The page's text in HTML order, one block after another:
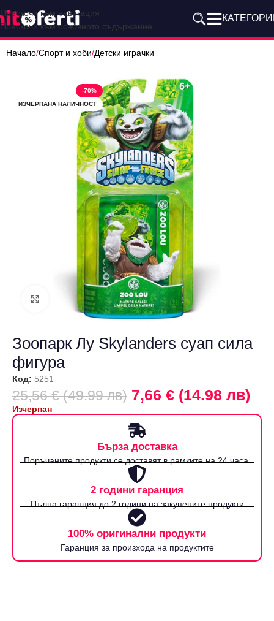
Прескочи към навигация
Прескочи към основното съдържание
Начало/Спорт и хоби/Детски играчки
-70%
ИЗЧЕРПАНА НАЛИЧНОСТ
Щракнете за уголемяване
Зоопарк Лу Skylanders суап сила
фигура
Код: 5251
25,56 € (49.99 лв) 7,66 € (14.98 лв)
Изчерпан
Бърза доставка
Поръчаните продукти се доставят в рамките на 24 часа.
2 години гаранция
Пълна гаранция до 2 години на закупените продукти
100% оригинални продукти
Гаранция за произхода на продуктите